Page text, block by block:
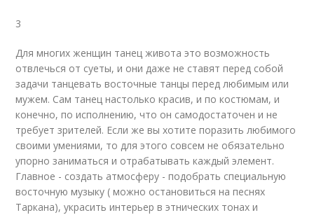
3
Для многих женщин танец живота это возможность
отвлечься от суеты, и они даже не ставят перед собой
задачи танцевать восточные танцы перед любимым или
мужем. Сам танец настолько красив, и по костюмам, и
конечно, по исполнению, что он самодостаточен и не
требует зрителей. Если же вы хотите поразить любимого
своими умениями, то для этого совсем не обязательно
упорно заниматься и отрабатывать каждый элемент.
Главное - создать атмосферу - подобрать специальную
восточную музыку ( можно остановиться на песнях
Таркана), украсить интерьер в этнических тонах и